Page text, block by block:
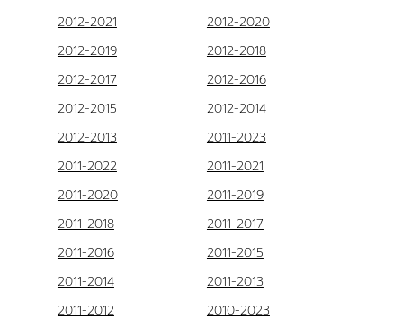
2012-2021
2012-2020
2012-2019
2012-2018
2012-2017
2012-2016
2012-2015
2012-2014
2012-2013
2011-2023
2011-2022
2011-2021
2011-2020
2011-2019
2011-2018
2011-2017
2011-2016
2011-2015
2011-2014
2011-2013
2011-2012
2010-2023